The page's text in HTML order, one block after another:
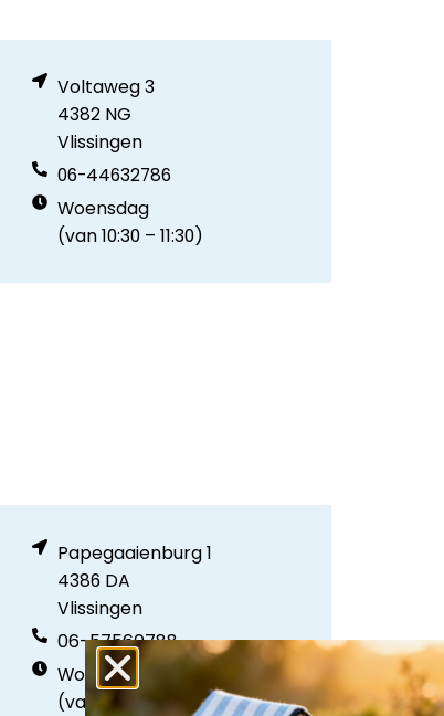
Voltaweg 3
4382 NG
Vlissingen
06-44632786
Woensdag
(van 10:30 – 11:30)
Papegaaienburg 1
4386 DA
Vlissingen
06-57560788
Woensdag
(van 10:30 – 11:30)